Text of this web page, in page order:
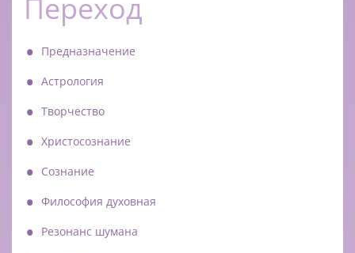
Переход
Предназначение
Астрология
Творчество
Христосознание
Сознание
Философия духовная
Резонанс шумана